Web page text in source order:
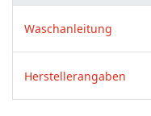
Waschanleitung
Herstellerangaben